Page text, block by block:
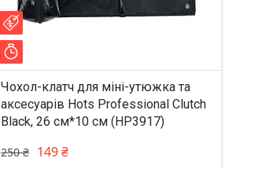
–40%
Чохол-клатч для міні-утюжка та
аксесуарів Hots Professional Clutch
Black, 26 см*10 см (HP3917)
250 ₴ 149 ₴